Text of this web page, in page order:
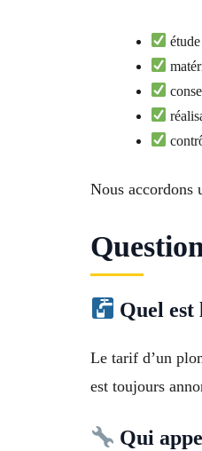
Nous accordons
Quel
Le tarif d’un
est toujours
Qui